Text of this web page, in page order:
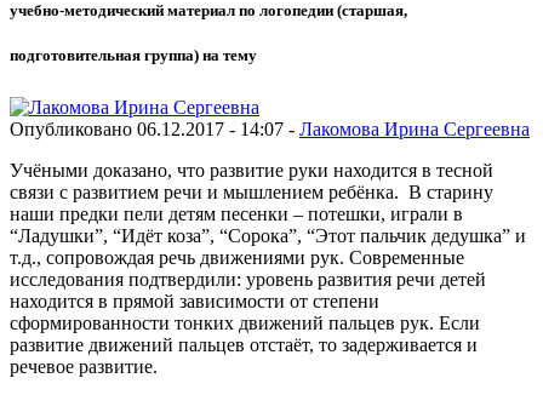
учебно-методический материал по логопедии (старшая,
подготовительная группа) на тему
Опубликовано 06.12.2017 - 14:07 - Лакомова Ирина Сергеевна
Учёными доказано, что развитие руки находится в тесной
связи с развитием речи и мышлением ребёнка. В старину
наши предки пели детям песенки – потешки, играли в
“Ладушки”, “Идёт коза”, “Сорока”, “Этот пальчик дедушка” и
т.д., сопровождая речь движениями рук. Современные
исследования подтвердили: уровень развития речи детей
находится в прямой зависимости от степени
сформированности тонких движений пальцев рук. Если
развитие движений пальцев отстаёт, то задерживается и
речевое развитие.